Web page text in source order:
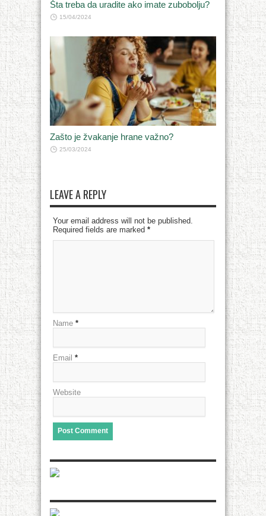
Šta treba da uradite ako imate zubobolju?
15/04/2024
Zašto je žvakanje hrane važno?
25/03/2024
LEAVE A REPLY
Your email address will not be published.
Required fields are marked *
Name *
Email *
Website